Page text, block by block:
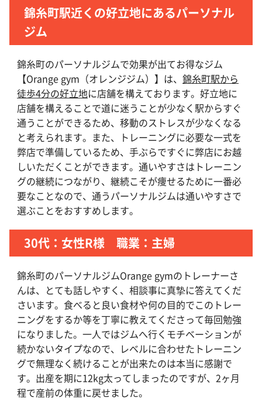
錦糸町駅近くの好立地にあるパーソナル
ジム
錦糸町のパーソナルジムで効果が出てお得なジム
【Orange gym（オレンジジム）】は、 錦糸町駅から
徒歩4分の好立地に店舗を構えております。好立地に
店舗を構えることで道に迷うことが少なく駅からすぐ
通うことができるため、移動のストレスが少なくなる
と考えられます。また、トレーニングに必要な一式を
弊店で準備しているため、手ぶらですぐに弊店にお越
しいただくことができます。通いやすさはトレーニン
グの継続につながり、継続こそが痩せるために一番必
要なことなので、通うパーソナルジムは通いやすさで
選ぶことをおすすめします。
30代：女性R様 職業：主婦
錦糸町のパーソナルジムOrange gymのトレーナーさ
んは、とても話しやすく、相談事に真摯に答えてくだ
さいます。食べると良い食材や何の目的でこのトレー
ニングをするか等を丁寧に教えてくださって毎回勉強
になりました。一人ではジムへ行くモチベーションが
続かないタイプなので、レベルに合わせたトレーニン
グで無理なく続けることが出来たのは本当に感謝で
す。出産を期に12kg太ってしまったのですが、2ヶ月
程で産前の体重に戻せました。